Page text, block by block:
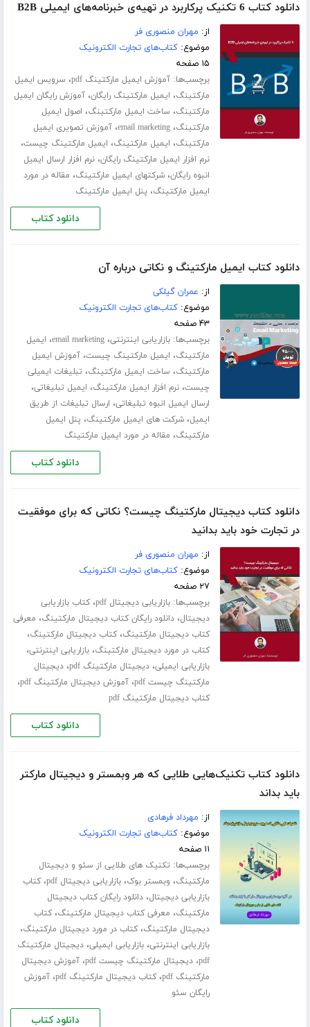
دانلود کتاب 6 تکنیک پرکاربرد در تهیه‌ی خبرنامه‌های ایمیلی B2B
از: مهران منصوری فر
موضوع:کتاب‌های تجارت الکترونیک
۱۵ صفحه
برچسب‌ها:آموزش ایمیل مارکتینگ pdf ، سرویس ایمیل
مارکتینگ، ایمیل مارکتینگ رایگان،آموزش رایگان ایمیل
مارکتینگ، ساخت ایمیل مارکتینگ، اصول ایمیل
مارکتینگ،email marketing،آموزش تصویری ایمیل
مارکتینگ، ایمیل مارکتینگ، ایمیل مارکتینگ چیست،
نرم افزار ایمیل مارکتینگ رایگان،نرم افزار ارسال ایمیل
انبوه رایگان،شرکتهای ایمیل مارکتینگ، مقاله در مورد
ایمیل مارکتینگ، پنل ایمیل مارکتینگ
دانلود کتاب
دانلود کتاب ایمیل مارکتینگ و نکاتی درباره آن
از: عمران گیلکی
موضوع:کتاب‌های تجارت الکترونیک
۴۳ صفحه
برچسب‌ها:بازاریابی اینترنتی،email marketing، ایمیل
مارکتینگ، ایمیل مارکتینگ چیست،آموزش ایمیل
مارکتینگ، ساخت ایمیل مارکتینگ، تبلیغات ایمیلی
چیست،نرم افزار ایمیل مارکتینگ، ایمیل تبلیغاتی،
ارسال ایمیل انبوه تبلیغاتی، ارسال تبلیغات از طریق
ایمیل،شرکت های ایمیل مارکتینگ، پنل ایمیل
مارکتینگ، مقاله در مورد ایمیل مارکتینگ
دانلود کتاب
دانلود کتاب دیجیتال مارکتینگ چیست؟ نکاتی که برای موفقیت
در تجارت خود باید بدانید
از: مهران منصوری فر
موضوع:کتاب‌های تجارت الکترونیک
۲۷ صفحه
برچسب‌ها:بازاریابی دیجیتال pdf ،کتاب بازاریابی
دیجیتال،دانلود رایگان کتاب دیجیتال مارکتینگ، معرفی
کتاب دیجیتال مارکتینگ،کتاب دیجیتال مارکتینگ،
کتاب در مورد دیجیتال مارکتینگ،بازاریابی اینترنتی،
بازاریابی ایمیلی،دیجیتال مارکتینگ pdf ،دیجیتال
مارکتینگ چیست pdf
،آموزش دیجیتال مارکتینگ pdf ،
کتاب دیجیتال مارکتینگ pdf
دانلود کتاب
دانلود کتاب تکنیک‌هایی طلایی که هر وبمستر و دیجیتال مارکتر
باید بداند
از: مهرداد فرهادی
موضوع:کتاب‌های تجارت الکترونیک
۱۱ صفحه
برچسب‌ها: تکنیک های طلایی از سئو و دیجیتال
مارکتینگ، وبمستر بوک،بازاریابی دیجیتال pdf ،کتاب
بازاریابی دیجیتال،دانلود رایگان کتاب دیجیتال
مارکتینگ، معرفی کتاب دیجیتال مارکتینگ،کتاب
دیجیتال مارکتینگ،کتاب در مورد دیجیتال مارکتینگ،
بازاریابی اینترنتی،بازاریابی ایمیلی،دیجیتال مارکتینگ
pdf،دیجیتال مارکتینگ چیست pdf ،آموزش دیجیتال
مارکتینگ pdf
،کتاب دیجیتال مارکتینگ pdf ،آموزش
رایگان سئو
دانلود کتاب